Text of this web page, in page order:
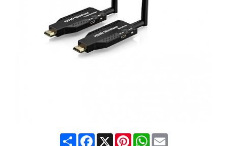
Share
Facebook X
Pinterest
WhatsAppEmail